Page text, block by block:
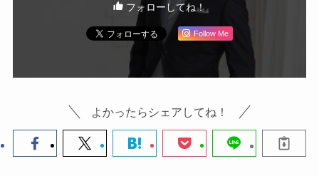
フォローしてね！
Follow Me
よかったらシェアしてね！